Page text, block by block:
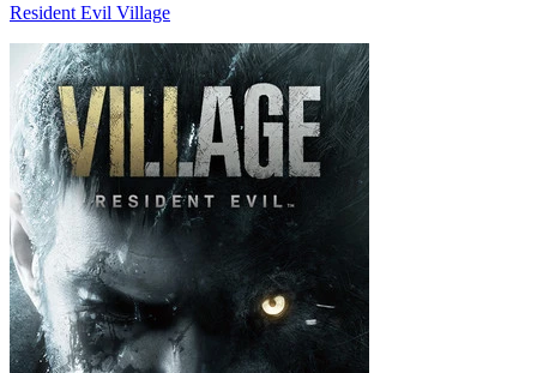
Resident Evil Village